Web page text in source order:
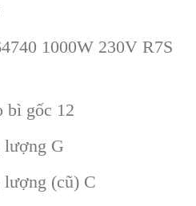
1000W 230V R7S
bì gốc 12
lượng G
lượng (cũ) C